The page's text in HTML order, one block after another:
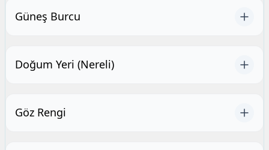
Güneş Burcu
Doğum Yeri (Nereli)
Göz Rengi